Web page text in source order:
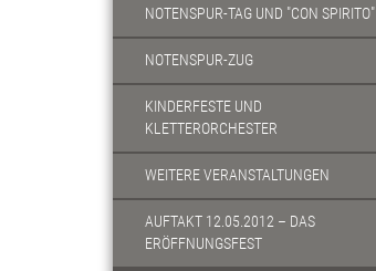
NOTENSPUR-TAG UND "CON SPIRITO"
NOTENSPUR-ZUG
KINDERFESTE UND
KLETTERORCHESTER
WEITERE VERANSTALTUNGEN
AUFTAKT 12.05.2012 – DAS
ERÖFFNUNGSFEST